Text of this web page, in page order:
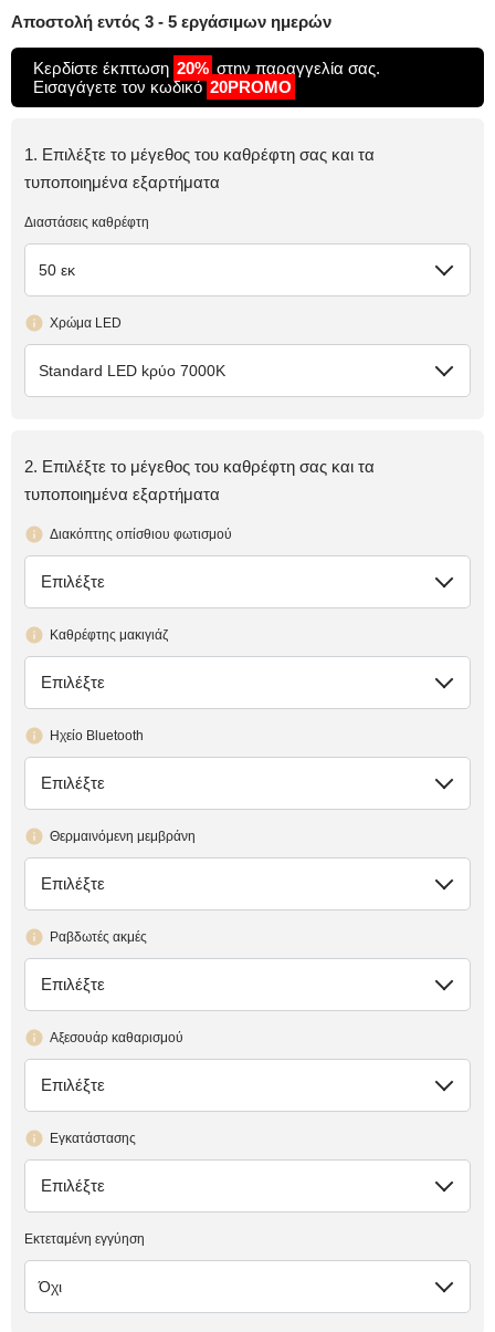
Αποστολή εντός 3 - 5 εργάσιμων ημερών
Κερδίστε έκπτωση 20% στην παραγγελία σας.
Εισαγάγετε τον κωδικό20PROMO
1. Επιλέξτε το μέγεθος του καθρέφτη σας και τα
τυποποιημένα εξαρτήματα
Διαστάσεις καθρέφτη
50 εκ
Χρώμα LED
Standard LED kρύο 7000K
2. Επιλέξτε το μέγεθος του καθρέφτη σας και τα
τυποποιημένα εξαρτήματα
Διακόπτης οπίσθιου φωτισμού
έλλειψη
Επιλέξτε
Καθρέφτης μακιγιάζ
έλλειψη
Επιλέξτε
Ηχείο Bluetooth
έλλειψη
Επιλέξτε
Θερμαινόμενη μεμβράνη
έλλειψη
Επιλέξτε
Ραβδωτές ακμές
έλλειψη
Επιλέξτε
Αξεσουάρ καθαρισμού
έλλειψη
Επιλέξτε
Εγκατάστασης
έλλειψη
Επιλέξτε
Εκτεταμένη εγγύηση
Όχι